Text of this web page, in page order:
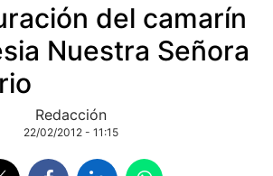
del camarín
Nuestra Señora
Redacción
22/02/2012 - 11:15